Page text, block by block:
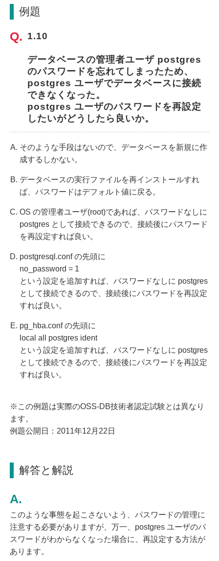
例題
1.10
データベースの管理者ユーザ postgres
のパスワードを忘れてしまったため、
postgres ユーザでデータベースに接続
できなくなった。
postgres ユーザのパスワードを再設定
したいがどうしたら良いか。
そのような手段はないので、データベースを新規に作
成するしかない。
データベースの実行ファイルを再インストールすれ
ば、パスワードはデフォルト値に戻る。
OS の管理者ユーザ(root)であれば、パスワードなしに
postgres として接続できるので、接続後にパスワード
を再設定すれば良い。
postgresql.conf の先頭に
no_password = 1
という設定を追加すれば、パスワードなしに postgres
として接続できるので、接続後にパスワードを再設定
すれば良い。
pg_hba.conf の先頭に
local all postgres ident
という設定を追加すれば、パスワードなしに postgres
として接続できるので、接続後にパスワードを再設定
すれば良い。
※この例題は実際のOSS-DB技術者認定試験とは異なり
ます。
例題公開日：2011年12月22日
解答と解説
このような事態を起こさないよう、パスワードの管理に
注意する必要がありますが、万一、postgres ユーザのパ
スワードがわからなくなった場合に、再設定する方法が
あります。